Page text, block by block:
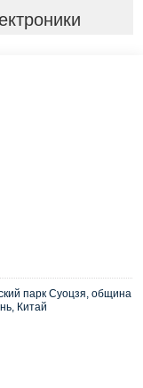
парк Суоцзя, община
Китай